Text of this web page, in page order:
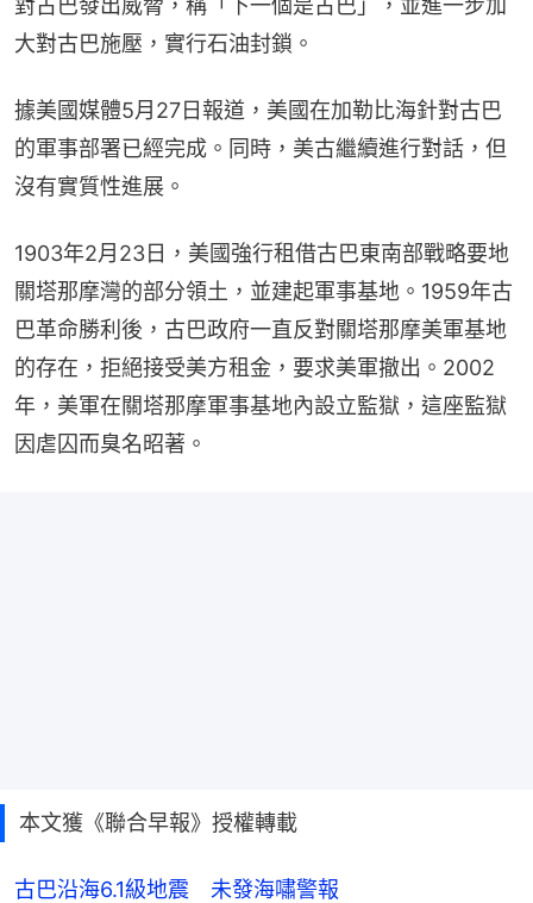
對古巴發出威脅，稱「下一個是古巴」，並進一步加
大對古巴施壓，實行石油封鎖。
據美國媒體5月27日報道，美國在加勒比海針對古巴
的軍事部署已經完成。同時，美古繼續進行對話，但
沒有實質性進展。
1903年2月23日，美國強行租借古巴東南部戰略要地
關塔那摩灣的部分領土，並建起軍事基地。1959年古
巴革命勝利後，古巴政府一直反對關塔那摩美軍基地
的存在，拒絕接受美方租金，要求美軍撤出。2002
年，美軍在關塔那摩軍事基地內設立監獄，這座監獄
因虐囚而臭名昭著。
本文獲《聯合早報》授權轉載
古巴沿海6.1級地震 未發海嘯警報